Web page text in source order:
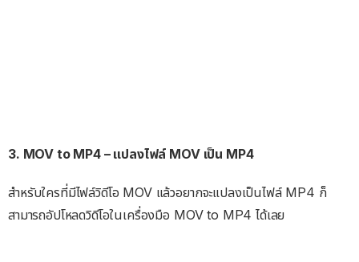
3. MOV to MP4 – แปลงไฟล์ MOV เป็น MP4
สำหรับใครที่มีไฟล์วิดีโอ MOV แล้วอยากจะแปลงเป็นไฟล์ MP4 ก็
สามารถอัปโหลดวิดีโอในเครื่องมือ MOV to MP4 ได้เลย